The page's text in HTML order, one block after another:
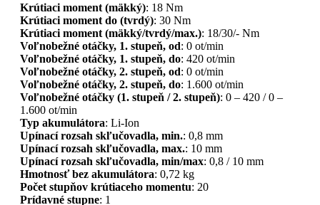
Krútiaci moment (mäkký): 18 Nm
Krútiaci moment do (tvrdý): 30 Nm
Krútiaci moment (mäkký/tvrdý/max.): 18/30/- Nm
Voľnobežné otáčky, 1. stupeň, od: 0 ot/min
Voľnobežné otáčky, 1. stupeň, do: 420 ot/min
Voľnobežné otáčky, 2. stupeň, od: 0 ot/min
Voľnobežné otáčky, 2. stupeň, do: 1.600 ot/min
Voľnobežné otáčky (1. stupeň / 2. stupeň): 0 – 420 / 0 –
1.600 ot/min
Typ akumulátora: Li-Ion
Upínací rozsah skľučovadla, min.: 0,8 mm
Upínací rozsah skľučovadla, max.: 10 mm
Upínací rozsah skľučovadla, min/max: 0,8 / 10 mm
Hmotnosť bez akumulátora: 0,72 kg
Počet stupňov krútiaceho momentu: 20
Prídavné stupne: 1